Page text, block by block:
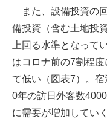
また、設備投資の
備投資（含む土地投
上回る水準となって
はコロナ前の7割程
て低い（図表7）。
0年の訪日外客数
に需要が増加してい